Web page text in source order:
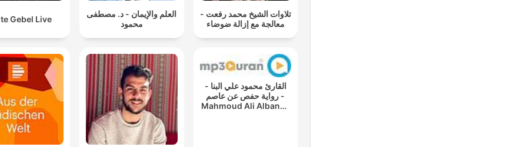
Gebel Live
العلم والإيمان - د. مصطفى
محمود
تلاوات الشيخ محمد رفعت -
معالجة مع إزالة ضوضاء
القارئ محمود علي البنا -
رواية حفص عن عاصم -
Mahmoud Ali Albanna